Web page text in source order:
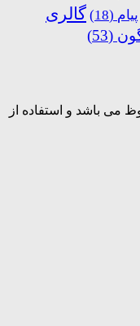
پیام (18)
گالری
(53)
می باشد و استفاده از